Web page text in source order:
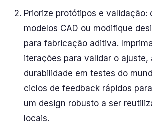
Priorize protótipos e validação:
modelos CAD ou modifique
para fabricação aditiva.
iterações para validar o ajuste,
durabilidade em testes do
ciclos de feedback rápidos
um design robusto a ser
locais.